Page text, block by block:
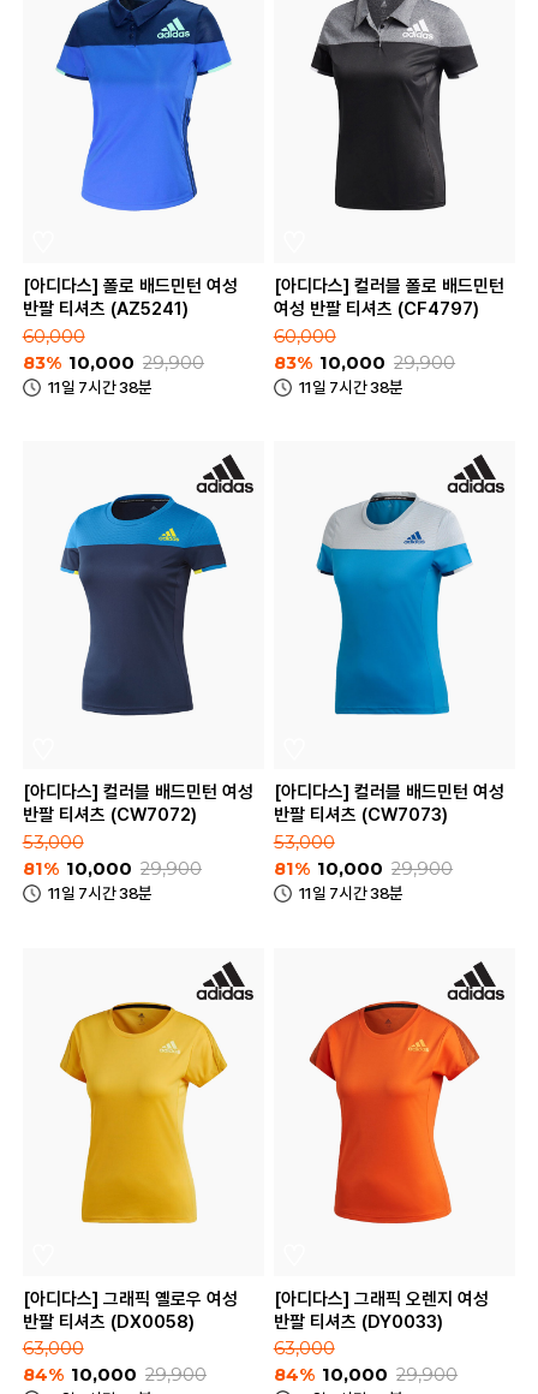
[아디다스] 폴로 배드민턴 여성
반팔 티셔츠 (AZ5241)
60,000
83% 10,000 29,900
11일 7시간 38분
[아디다스] 컬러블 폴로 배드민턴
여성 반팔 티셔츠 (CF4797)
60,000
83% 10,000 29,900
11일 7시간 38분
[아디다스] 컬러블 배드민턴 여성
반팔 티셔츠 (CW7072)
53,000
81% 10,000 29,900
11일 7시간 38분
[아디다스] 컬러블 배드민턴 여성
반팔 티셔츠 (CW7073)
53,000
81% 10,000 29,900
11일 7시간 38분
[아디다스] 그래픽 옐로우 여성
반팔 티셔츠 (DX0058)
63,000
84% 10,000 29,900
[아디다스] 그래픽 오렌지 여성
반팔 티셔츠 (DY0033)
63,000
84% 10,000 29,900